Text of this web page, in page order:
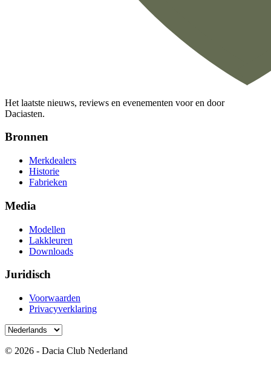
Het laatste nieuws, reviews en evenementen voor en door
Daciasten.
Bronnen
Merkdealers
Historie
Fabrieken
Media
Modellen
Lakkleuren
Downloads
Juridisch
Voorwaarden
Privacyverklaring
© 2026 - Dacia Club Nederland